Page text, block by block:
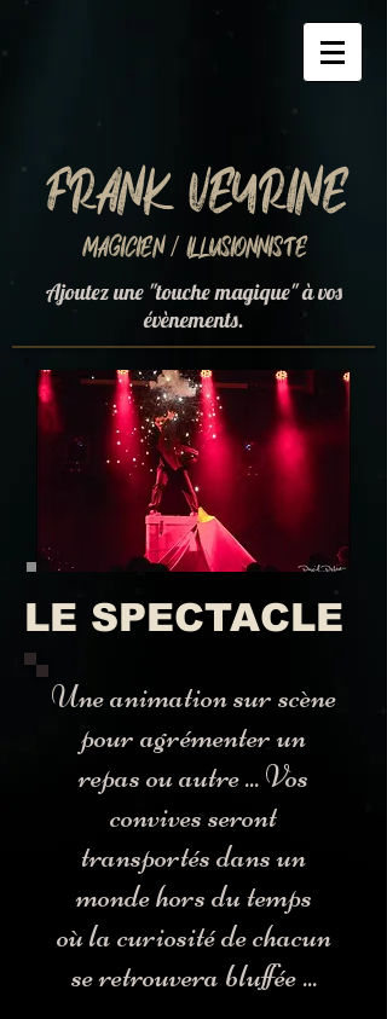
Frank Veyrine
Magicien / Illusionniste
Ajoutez une "touche magique" à vos
évènements.
LE SPECTACLE
Une animation sur scène
pour agrémenter un
repas ou autre ... Vos
convives seront
transportés dans un
monde hors du temps
où la curiosité de chacun
se retrouvera bluffée ...